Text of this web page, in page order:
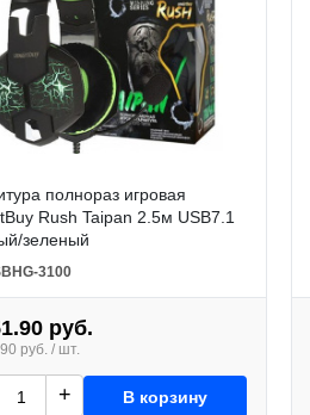
полнораз игровая
Rush Taipan 2.5м USB7.1
зеленый
3100
руб.
руб. / шт.
+ В корзину